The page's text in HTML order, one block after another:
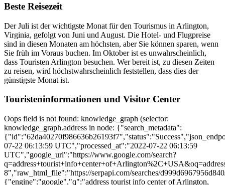
Beste Reisezeit
Der Juli ist der wichtigste Monat für den Tourismus in Arlington,
Virginia, gefolgt von Juni und August. Die Hotel- und Flugpreise
sind in diesen Monaten am höchsten, aber Sie können sparen, wenn
Sie früh im Voraus buchen. Im Oktober ist es unwahrscheinlich,
dass Touristen Arlington besuchen. Wer bereit ist, zu diesen Zeiten
zu reisen, wird höchstwahrscheinlich feststellen, dass dies der
günstigste Monat ist.
Touristeninformationen und Visitor Center
Oops field is not found: knowledge_graph (selector: knowledge_graph.address in node: {"search_metadata":{"id":"62da40270f986636b26193f7","status":"Success","json_endpoint":"https://serpapi.com/searches/d999d6967956d840/62da40270f986636b26193f7.json","created_at":"2022-07-22 06:13:59 UTC","processed_at":"2022-07-22 06:13:59 UTC","google_url":"https://www.google.com/search?q=address+tourist+info+center+of+Arlington%2C+USA&oq=address+tourist+info+center+of+Arlington%2C+USA&hl=en&gl=us&sourceid=chrome&ie=UTF-8","raw_html_file":"https://serpapi.com/searches/d999d6967956d840/62da40270f986636b26193f7.html","total_time_taken":3.52},"search_parameters":{"engine":"google","q":"address tourist info center of Arlington, USA","google_domain":"google.com","hl":"en","gl":"us","device":"desktop"},"search_information":{"organic_results_state":"Results for exact spelling","query_displayed":"address tourist info center of Arlington, USA","total_results":206000000,"time_taken_displayed":0.75},"ads":[{"position":1,"block_position":"top","title":"Official Arlington Visitors Guide Requests | Contact Info","link":"https://www.arlington.org/plan/visitors-guide/","displayed_link":"https://www.arlington.org/","tracking_link":"https://www.google.com/aclk?sa=l&ai=DChcSEwj29_zr64v5AhVmFdQBHfS5D4cYABAAGgJvYQ&ae=2&sig=AOD64_3yszpsviZ-T9JkhpO7tL-pnKZGEw&q&adurl","description":"Find Activities, Events, Deals & More on the Official Arlington Tourism Site! Discover All Arlington Has to Offer. Home of Cowboys Stadium. Ballpark & Stadium Tours. Minutes from D/FW Airport. Great Rates. Neighborhoods: South Arlington, East Arlington, North Arlington.","sitelinks":[{"title":"Request a Visitors Guide","link":"https://www.arlington.org/plan/visitors-guide/","snippets":["Plan the Perfect Stay With the Official Visitors Guide."]},{"title":"Stadium Tour Discounts","link":"https://www.arlington.org/deals-coupons/discount-tickets/","snippets":["See Where the Cowboys Play at a Discounted Price. Get Tickets Here."]}]},{"position":2,"block_position":"bottom","title":"Arlington Visitor Welcome Center - All You Need to Know","link":"https://www.tripadvisor.com/Attraction_Review-g30183-d10155115-Reviews-Arlington_Visitor_Welcome_Center-Arlington_Texas.html","displayed_link":"https://www.tripadvisor.com/","tracking_link":"https://www.google.com/aclk?sa=l&ai=DChcSEwj29_zr64v5AhVmFdQBHfS5D4cYABAEGgJvYQ&ae=2&sig=AOD64_35EbHJIeGN5MSz5T0nAKTZB3RrbQ&q&adurl","rating":4.4,"extensions":["Rating for tripadvisor.com: 4.4 - 2,570 reviews"],"description":"Tours, Tickets, Trips & More. Book Now - Selling Fast. Free Cancellation Policy. Fun Things to Do. Candid Traveler Photos. Vacation Rentals. Amazing Experiences. Hidden Gems.","deal":["Up to 30% off","Check hotel deals"],"sitelinks":[{"title":"Best Food Tasting Tours","link":"https://www.tripadvisor.com/TravelersChoice-Experiences-cFood_Experiences%7Bignore%7D?supct=573850&supfl=sl&supfi=%7Bfeeditemid%7D"},{"title":"Best Places to Eat","link":"https://www.tripadvisor.com/TravelersChoice-Restaurants-cFineDining-g1%7Bignore%7D?supct=573839&supfl=sl&supfi=%7Bfeeditemid%7D"},{"title":"Top B&Bs","link":"https://www.tripadvisor.com/TravelersChoice-Hotels-cInnsBB-g1%7Bignore%7D?supct=573843&supfl=sl&supfi=%7Bfeeditemid%7D"},{"title":"Hotel Savings","link":"https://www.tripadvisor.com/Hotels%7Bignore%7D?supct=573848&supfl=sl&supfi=%7Bfeeditemid%7D"},{"title":"Find Hotels","link":"https://www.tripadvisor.com/SmartDealsSearch?m=10995%7Bignore%7D&supct=8003&supfl=sl&supsc=%7Bifsearch:s%7D%7Bifcontent:c%7D&supag=%7Badgroupid%7D&supai=%7Bcreative%7D&supap=%7Badposition%7D&supdv=%7Bdevice%7D&supnt=%7Bnetwork%7D&supti=%7Btargetid%7D&suplp=%7Bloc_physical_ms%7D&supli=%7Bloc_interest_ms%7D&supfi=%7Bfeeditemid%7D"}]},{"position":3,"block_position":"bottom","title":"Arlington, VA Official Website - Visitors Guide Available","link":"https://www.stayarlington.com/","displayed_link":"https://www.stayarlington.com/","tracking_link":"https://www.google.com/aclk?sa=l&ai=DChcSEwj29_zr64v5AhVmFdQBHfS5D4cYABACGgJvYQ&ae=2&sig=AOD64_09eW8WbFEaCS2Sr-mDrqOySwh_ew&q&adurl","extensions":["‎Getting Around Arlington · ‎Arlington Visitors Guide · ‎Tour Our Nation's History"],"description":"Iconic landmarks, monumental views & lively streets. Visit Arlington on your capital trip. Experience a chill neighborly vibe & take in a monumental skyline in Arlington, VA today! Fun Millennial Events. Great Eats. Fun Family Events. Exciting Entertainment. Arts & Culture.","sitelinks":[{"title":"Getting Around Arlington","link":"https://www.stayarlington.com/travel-planning/ground-transportation/?utm_source=madden&utm_medium=googlecpc&utm_campaign=semvaarl&utm_content=gettingaroundarlington"},{"title":"Arlington Visitors Guide","link":"https://www.stayarlington.com/travel-planning/request-a-visitors-guide/?utm_source=madden&utm_medium=googlecpc&utm_campaign=semvaarl&utm_content=visitorsguide"},{"title":"Tour Our Nation's History","link":"https://www.stayarlington.com/things-to-do/tours/?utm_source=madden&utm_medium=googlecpc&utm_campaign=semvaarl&utm_content=tours"}]}],"local_map":{"link":"https://www.google.com/search?hl=en&gl=us&q=address+tourist+info+center+of+Arlington,+USA&npsic=0&rflfq=1&rldoc=1&rllag=38892216,-77091802,2492&tbm=lcl&sa=X&ved=2ahUKEwimj_Lr64v5AhX0lWoFHft7BNUQtgN6BAgOEAE","image":"https://serpapi.com/searches/62da40270f986636b26193f7/images/51cdf7e37789ea54c235a255ea5f63ee.png","gps_coordinates":{"latitude":38.892216,"longitude":-77.091802,"altitude":2492}},"local_results":{"places":[{"position":1,"title":"Arlington Convention and Visitors Service","place_id":"8948986060855230053","lsig":"AB86z5V4c6o4pm7MmrJXMBS-iae6","place_id_search":"https://serpapi.com/search.json?device=desktop&engine=google&gl=us&google_domain=google.com&hl=en&lsig=AB86z5V4c6o4pm7MmrJXMBS-iae6&ludocid=8948986060855230053&q=address+tourist+info+center+of+Arlington%2C+USA&tbm=lcl","type":"Arlington Convention and Visitors Service","hours":"1100 N Glebe Rd #1500 · In Ballston Plaza","address":"No reviews · Visitor center","thumbnail":"https://serpapi.com/searches/62da40270f986636b26193f7/images/8caaeade1e418b1f66a3555b5b9347890ccbaee5c170eb3b533698ebe826938afe2d64fcc9a1f2d7.png"},{"position":2,"title":"Arlington National Cemetery Welcome Center","place_id":"12177785972962144880","lsig":"AB86z5Vx_OtcuULXpNrX0Qc2y_wT","place_id_search":"https://serpapi.com/search.json?device=desktop&engine=google&gl=us&google_domain=google.com&hl=en&lsig=AB86z5Vx_OtcuULXpNrX0Qc2y_wT&ludocid=12177785972962144880&q=address+tourist+info+center+of+Arlington%2C+USA&tbm=lcl","rating":4.8,"type":"Arlington National Cemetery Welcome Center","hours":"Fort Myer, VA · In Arlington National Cemetery","address":"4.8(5.2K) · Visitor center","thumbnail":"https://serpapi.com/searches/62da40270f986636b26193f7/images/8caaeade1e418b1f66a3555b5b934789c8c7ebc42be5fdc035720e9876ffdc6ce7f3ae33659c3033.jpeg"},{"position":3,"title":"Fort C.F. Smith Visitor Center","place_id":"12335522884040518185","lsig":"AB86z5V9GfPLJNGgSsu9pxx7feM9","place_id_search":"https://serpapi.com/search.json?device=desktop&engine=google&gl=us&google_domain=google.com&hl=en&lsig=AB86z5V9GfPLJNGgSsu9pxx7feM9&ludocid=12335522884040518185&q=address+tourist+info+center+of+Arlington%2C+USA&tbm=lcl","type":"Fort C.F. Smith Visitor Center","hours":"2411 24th St N","address":"No reviews · Visitor center","thumbnail":"https://serpapi.com/searches/62da40270f986636b26193f7/images/8caaeade1e418b1f66a3555b5b934789590330682a65e51d3e6bc5f65d90ac5482c8b297f95de17e.png"}]},"related_questions":[{"question":"Does Arlington VA have a downtown?","snippet":"Located in Arlington, Virginia right across the Potomac River from Washington D.C., the adjacent neighborhoods of Rosslyn and Courthouse have small populations and mostly serve urban and commercial purposes.Jul 15, 2021","title":"Neighborhood Spotlight: Downtown Arlington (Rosslyn/Courthouse)","link":"https://www.enggarcia.com/blog/neighborhood-spotlight-downtown-arlington-rosslyn-courthouse/","displayed_link":"https://www.enggarcia.com › blog › neighborhood-spotli...","thumbnail":"https://encrypted-tbn0.gstatic.com/images?q=tbn:ANd9GcQQt-D65_9O6O9rGJWltKUElNjidVByedv8aS7Wk0h5Fw&s","next_page_token":"eyJvbnMiOiI2MjAiLCJmYyI6IkVxRUJDbUpCUVhSV2JHSkRRVVY2TldWeVdFNHdZMmhXUWpaT2J6WTRUMWxPYjFkdE5VcHlUa2REVEhWTllXdEZRMHRwZEZwU1ozbDNRazE2UlZsdlFscHNWWE5rZUZRMmIyODRlV1J1TnpkdE1FaGtVblZYYVVsTk1GaHZaVnA2UWxOa2FXVkxRUklYUzBWRVlWbHhZbUpMVUZOeWNYUnpVQzFmWlZKeFFUQWFJa0ZFVlhsRlIyVXlPV2hLZFV0NVJYZDVaVlo0Y0dvd01HeE5kbVZoV1dwVFkxRSIsImZjdiI6IjMiLCJlaSI6IktFRGFZcWJiS1BTcnF0c1AtX2VScUEwIiwicWMiOiJDaXhoWkdSeVpYTnpJSFJ2ZFhKcGMzUWdhVzVtYnlCalpXNTBaWElnYjJZZ1lYSnNhVzVuZEc5dUlIVnpZUkFBZlJyaVFEOCIsInF1ZXN0aW9uIjoiRG9lcyBBcmxpbmd0b24gVkEgaGF2ZSBhIGRvd250b3duPyIsImxrIjoiR2lGa2IyVnpJR0Z5YkdsdVozUnZiaUIyWVNCb1lYWmxJR0VnWkc5M2JuUnZkMjQiLCJicyI6ImMtTlM1MUp5eVU4dFZuQXN5c25NU3lfSnoxTUljMVRJU0N4TFZVaFVTTWt2enlzQlludUpVM3hjY2x5U25zaktNc0VxODRzVVhKenRKVjRtY2lsenlhSElKeW9rWjVaVWdoUWs1NWZtbFZUYVM3U1hjS2x4S1lablZDSmJsbG1VbnBtWG1haVFXYXlRbHBpYlgxcHNMekZIVllBUkFBIn0=","serpapi_link":"https://serpapi.com/search.json?device=desktop&engine=google_related_questions&google_domain=google.com&next_page_token=eyJvbnMiOiI2MjAiLCJmYyI6IkVxRUJDbUpCUVhSV2JHSkRRVVY2TldWeVdFNHdZMmhXUWpaT2J6WTRUMWxPYjFkdE5VcHlUa2REVEhWTllXdEZRMHRwZEZwU1ozbDNRazE2UlZsdlFscHNWWE5rZUZRMmIyODRlV1J1TnpkdE1FaGtVblZYYVVsTk1GaHZaVnA2UWxOa2FXVkxRUklYUzBWRVlWbHhZbUpMVUZOeWNYUnpVQzFmWlZKeFFUQWFJa0ZFVlhsRlIyVXlPV2hLZFV0NVJYZDVaVlo0Y0dvd01HeE5kbVZoV1dwVFkxRSIsImZjdiI6IjMiLCJlaSI6IktFRGFZcWJiS1BTcnF0c1AtX2VScUEwIiwicWMiOiJDaXhoWkdSeVpYTnpJSFJ2ZFhKcGMzUWdhVzVtYnlCalpXNTBaWElnYjJZZ1lYSnNhVzVuZEc5dUlIVnpZUkFBZlJyaVFEOCIsInF1ZXN0aW9uIjoiRG9lcyBBcmxpbmd0b24gVkEgaGF2ZSBhIGRvd250b3duPyIsImxrIjoiR2lGa2IyVnpJR0Z5YkdsdVozUnZiaUIyWVNCb1lYWmxJR0VnWkc5M2JuUnZkMjQiLCJicyI6ImMtTlM1MUp5eVU4dFZuQXN5c25NU3lfSnoxTUljMVRJU0N4TFZVaFVTTWt2enlzQlludUpVM3hjY2x5U25zaktNc0VxODRzVVhKenRKVjRtY2lsenlhSElKeW9rWjVaVWdoUWs1NWZtbFZUYVM3U1h